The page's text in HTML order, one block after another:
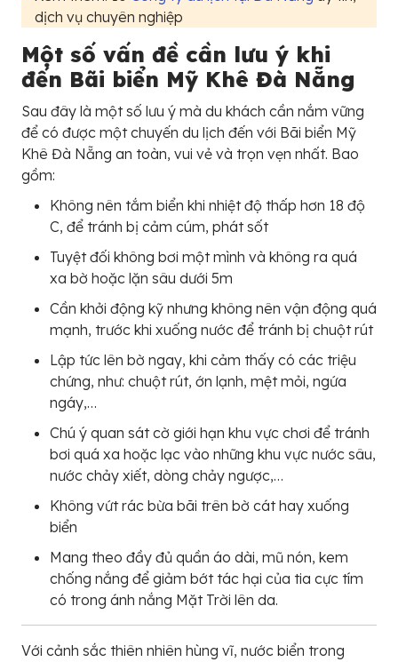
dịch vụ chuyên nghiệp
Một số vấn đề cần lưu ý khi
đến Bãi biển Mỹ Khê Đà Nẵng
Sau đây là một số lưu ý mà du khách cần nắm vững
để có được một chuyến du lịch đến với Bãi biển Mỹ
Khê Đà Nẵng an toàn, vui vẻ và trọn vẹn nhất. Bao
gồm:
Không nên tắm biển khi nhiệt độ thấp hơn 18 độ
C, để tránh bị cảm cúm, phát sốt
Tuyệt đối không bơi một mình và không ra quá
xa bờ hoặc lặn sâu dưới 5m
Cần khởi động kỹ nhưng không nên vận động quá
mạnh, trước khi xuống nước để tránh bị chuột rút
Lập tức lên bờ ngay, khi cảm thấy có các triệu
chứng, như: chuột rút, ớn lạnh, mệt mỏi, ngứa
ngáy,…
Chú ý quan sát cờ giới hạn khu vực chơi để tránh
bơi quá xa hoặc lạc vào những khu vực nước sâu,
nước chảy xiết, dòng chảy ngược,…
Không vứt rác bừa bãi trên bờ cát hay xuống
biển
Mang theo đầy đủ quần áo dài, mũ nón, kem
chống nắng để giảm bớt tác hại của tia cực tím
có trong ánh nắng Mặt Trời lên da.
Với cảnh sắc thiên nhiên hùng vĩ, nước biển trong